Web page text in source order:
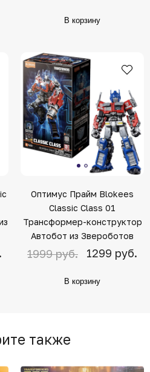
В корзину
Оптимус Прайм Blokees
Classic Class 01
Трансформер-конструктор
Автобот из Звероботов
1999 руб. 1299 руб.
В корзину
также